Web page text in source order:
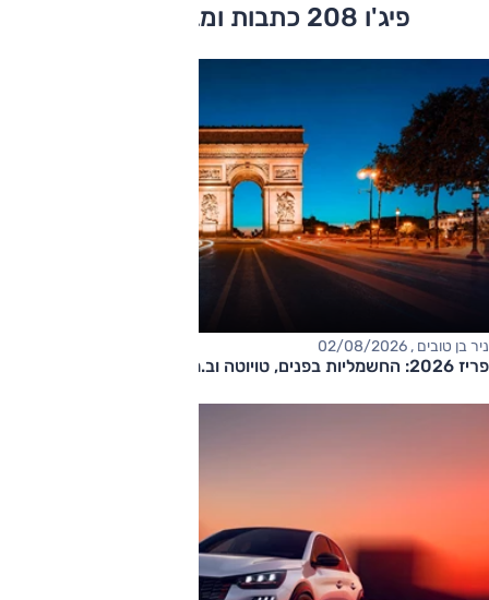
פיג'ו 208 כתבות ומבחני דרכים
ניר בן טובים , 02/08/2026
פריז 2026: החשמליות בפנים, טויוטה וב.מ.וו בחוץ